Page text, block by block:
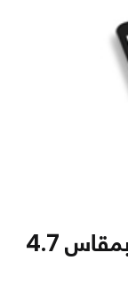
أمازون تعمل على هاتف ذكي بمقاس 4.7